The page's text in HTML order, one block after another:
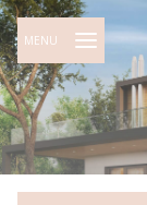
MENU